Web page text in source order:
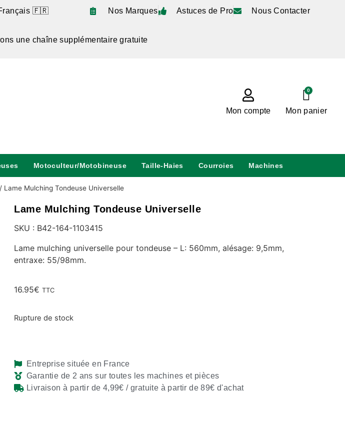
🇫🇷 Nos Marques Astuces de Pro Nous Contacter
une chaîne supplémentaire gratuite
Mon compte
0
Mon panier
Motoculteur/Motobineuse Taille-Haies Courroies Machines
/ Lame Mulching Tondeuse Universelle
Lame Mulching Tondeuse Universelle
SKU : B42-164-1103415
Lame mulching universelle pour tondeuse – L: 560mm, alésage: 9,5mm,
entraxe: 55/98mm.
16.95€ TTC
Rupture de stock
Entreprise située en France
Garantie de 2 ans sur toutes les machines et pièces
Livraison à partir de 4,99€ / gratuite à partir de 89€ d'achat